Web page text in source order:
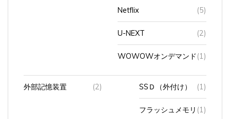
Netflix (5)
U-NEXT (2)
WOWOWオンデマンド (1)
外部記憶装置 (2) SSＤ（外付け） (1)
フラッシュメモリ (1)